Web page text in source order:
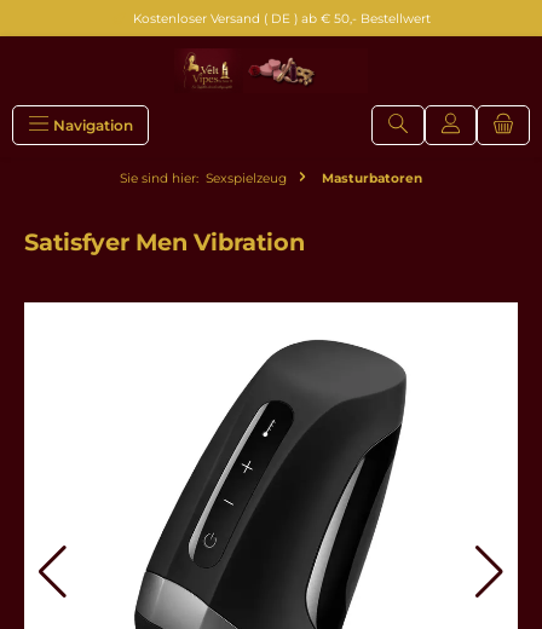
Kostenloser Versand ( DE ) ab € 50,- Bestellwert
Navigation
Sie sind hier: Sexspielzeug Masturbatoren
Satisfyer Men Vibration